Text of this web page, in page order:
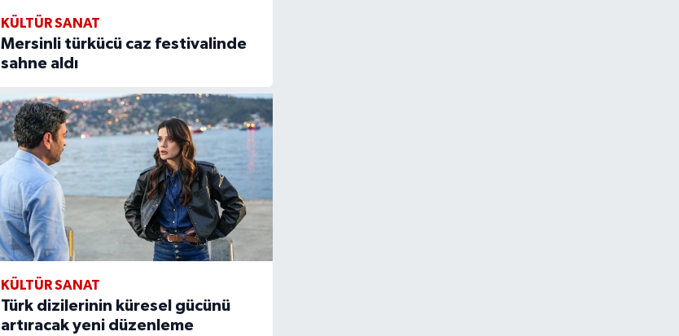
KÜLTÜR SANAT
Mersinli türkücü caz festivalinde
sahne aldı
KÜLTÜR SANAT
Türk dizilerinin küresel gücünü
artıracak yeni düzenleme